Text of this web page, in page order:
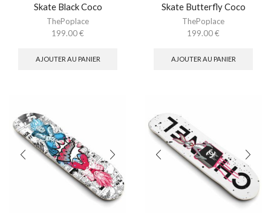
Skate Black Coco
ThePoplace
199.00€
AJOUTER AU PANIER
Skate Butterfly Coco
ThePoplace
199.00€
AJOUTER AU PANIER